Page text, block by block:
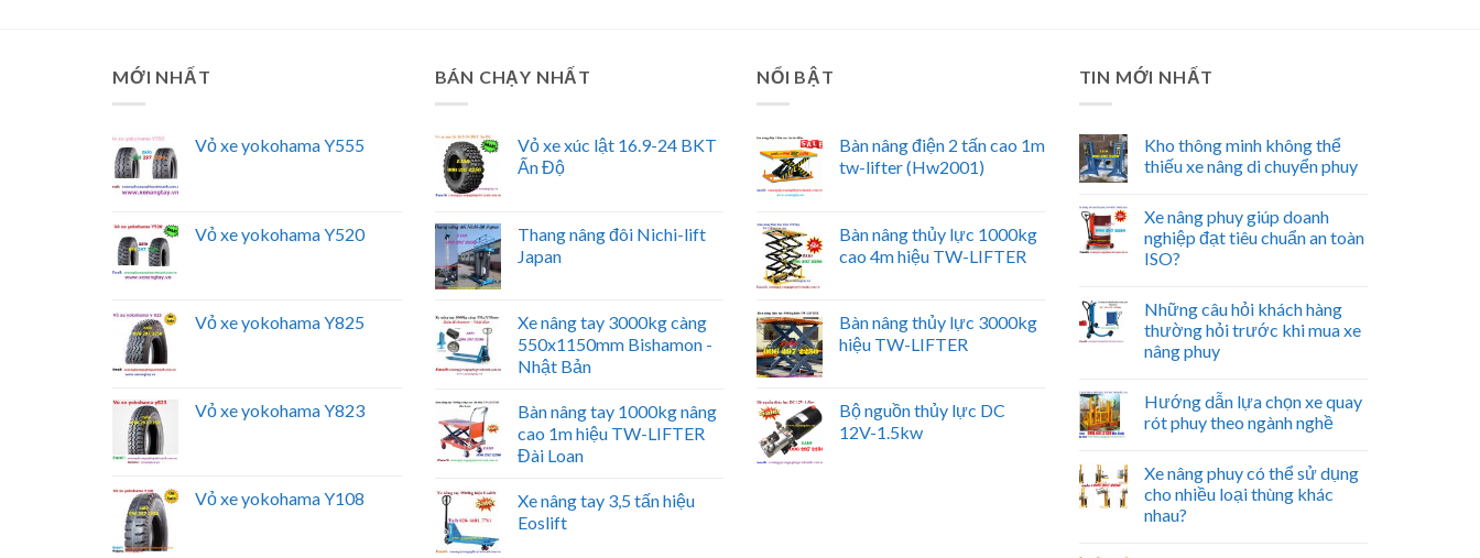
MỚI NHẤT
Vỏ xe yokohama Y555
Vỏ xe yokohama Y520
Vỏ xe yokohama Y825
Vỏ xe yokohama Y823
Vỏ xe yokohama Y108
BÁN CHẠY NHẤT
Vỏ xe xúc lật 16.9-24 BKT
Ấn Độ
Thang nâng đôi Nichi-lift
Japan
Xe nâng tay 3000kg càng
550x1150mm Bishamon -
Nhật Bản
Bàn nâng tay 1000kg nâng
cao 1m hiệu TW-LIFTER
Đài Loan
Xe nâng tay 3,5 tấn hiệu
Eoslift
NỔI BẬT
Bàn nâng điện 2 tấn cao 1m
tw-lifter (Hw2001)
Bàn nâng thủy lực 1000kg
cao 4m hiệu TW-LIFTER
Bàn nâng thủy lực 3000kg
hiệu TW-LIFTER
Bộ nguồn thủy lực DC
12V-1.5kw
TIN MỚI NHẤT
Kho thông minh không thể
thiếu xe nâng di chuyển phuy
Xe nâng phuy giúp doanh
nghiệp đạt tiêu chuẩn an toàn
ISO?
Những câu hỏi khách hàng
thường hỏi trước khi mua xe
nâng phuy
Hướng dẫn lựa chọn xe quay
rót phuy theo ngành nghề
Xe nâng phuy có thể sử dụng
cho nhiều loại thùng khác
nhau?